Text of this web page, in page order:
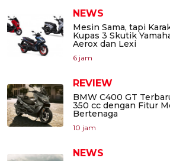
NEWS
Mesin Sama, tapi
Kupas 3 Skutik
Aerox dan Lexi
6 jam
REVIEW
BMW C400 GT
350 cc dengan Fitur
Bertenaga
10 jam
NEWS